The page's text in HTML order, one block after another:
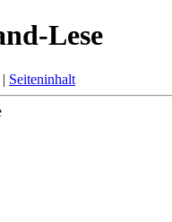
Lese
| Seiteninhalt